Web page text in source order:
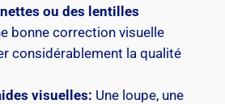
ou des lentilles
bonne correction visuelle
considérablement la qualité
visuelles: Une loupe, une